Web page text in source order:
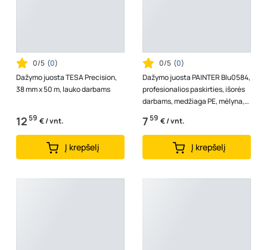
0/5 (0)
Dažymo juosta TESA Precision,
38 mm x 50 m, lauko darbams
1259 € / vnt.
Į krepšelį
0/5 (0)
Dažymo juosta PAINTER Blu0584,
profesionalios paskirties, išorės
darbams, medžiaga PE, mėlyna,
48mmx50m
759 € / vnt.
Į krepšelį